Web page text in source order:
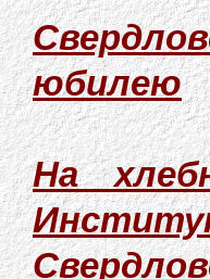
юбилею
На